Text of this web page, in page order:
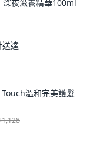
深夜滋養精華100ml
送達
溫和完美護髮